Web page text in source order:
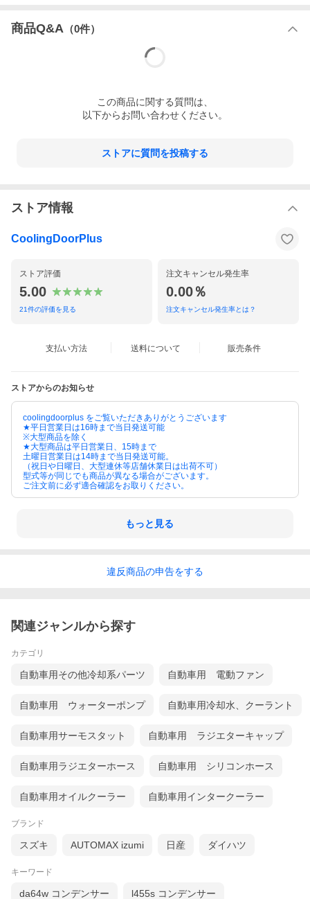
商品Q&A （0件）
この商品に関する質問は、
以下からお問い合わせください。
ストアに質問を投稿する
ストア情報
CoolingDoorPlus
ストア評価
5.00
21件の評価を見る
注文キャンセル発生率
0.00％
注文キャンセル発生率とは？
支払い方法 送料について 販売条件
ストアからのお知らせ
coolingdoorplus をご覧いただきありがとうございます
★平日営業日は16時まで当日発送可能
※大型商品を除く
★大型商品は平日営業日、15時まで
土曜日営業日は14時まで当日発送可能。
（祝日や日曜日、大型連休等店舗休業日は出荷不可）
型式等が同じでも商品が異なる場合がございます。
ご注文前に必ず適合確認をお取りください。
もっと見る
違反商品の申告をする
関連ジャンルから探す
カテゴリ
自動車用その他冷却系パーツ 自動車用 電動ファン
自動車用 ウォーターポンプ 自動車用冷却水、クーラント
自動車用サーモスタット 自動車用 ラジエターキャップ
自動車用ラジエターホース 自動車用 シリコンホース
自動車用オイルクーラー 自動車用インタークーラー
ブランド
スズキ AUTOMAX izumi 日産 ダイハツ
キーワード
da64w コンデンサー l455s コンデンサー